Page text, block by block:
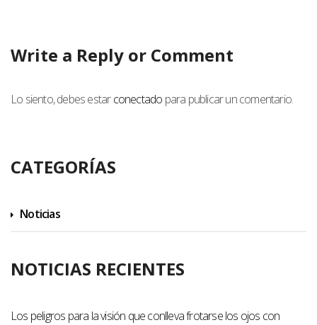
Write a Reply or Comment
Lo siento, debes estarconectado para publicar un comentario.
CATEGORÍAS
Noticias
NOTICIAS RECIENTES
Los peligros para la visión que conlleva frotarse los ojos con